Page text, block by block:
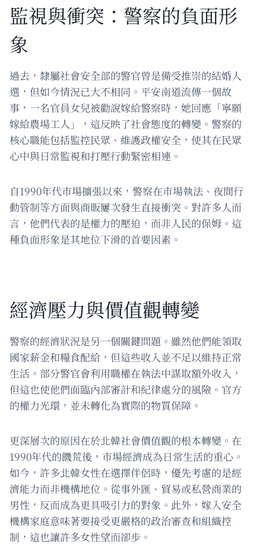
監視與衝突：警察的負面形
象
過去，隸屬社會安全部的警官曾是備受推崇的結婚人
選，但如今情況已大不相同。平安南道流傳一個故
事，一名官員女兒被勸說嫁給警察時，她回應「寧願
嫁給農場工人」，這反映了社會態度的轉變。警察的
核心職能包括監控民眾、維護政權安全，使其在民眾
心中與日常監視和打壓行動緊密相連。
自1990年代市場擴張以來，警察在市場執法、夜間行
動管制等方面與商販屢次發生直接衝突。對許多人而
言，他們代表的是權力的壓迫，而非人民的保姆。這
種負面形象是其地位下滑的首要因素。
經濟壓力與價值觀轉變
警察的經濟狀況是另一個關鍵問題。雖然他們能領取
國家薪金和糧食配給，但這些收入並不足以維持正常
生活。部分警官會利用職權在執法中謀取額外收入，
但這也使他們面臨內部審計和紀律處分的風險。官方
的權力光環，並未轉化為實際的物質保障。
更深層次的原因在於北韓社會價值觀的根本轉變。在
1990年代的饑荒後，市場經濟成為日常生活的重心。
如今，許多北韓女性在選擇伴侶時，優先考慮的是經
濟能力而非機構地位。從事外匯、貿易或私營商業的
男性，反而成為更具吸引力的對象。此外，嫁入安全
機構家庭意味著要接受更嚴格的政治審查和組織控
制，這也讓許多女性望而卻步。